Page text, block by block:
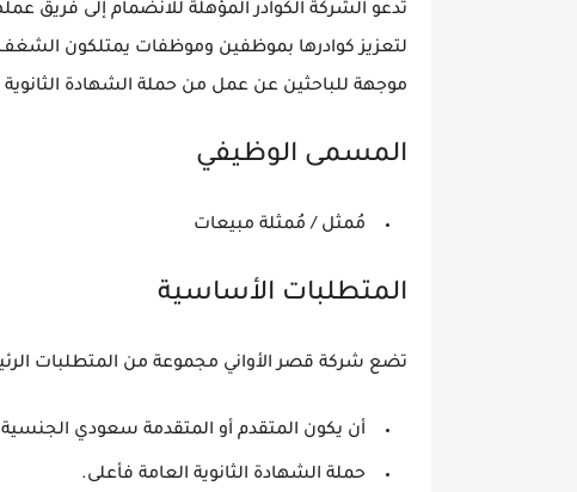
تدعو الشركة الكوادر المؤهلة للانضمام إلى
لتعزيز كوادرها بموظفين وموظفات يمتلكون
موجهة للباحثين عن عمل من حملة الشهادة الثانوية
المسمى الوظيفي
مُمثل / مُمثلة مبيعات
المتطلبات الأساسية
تضع شركة قصر الأواني مجموعة من المتطلبات
أن يكون المتقدم أو المتقدمة سعودي الجنسية
حملة الشهادة الثانوية العامة فأعلى.